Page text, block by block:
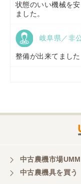
山形県／株式会社
株式会
状態のいい機械を
ました。
岐阜県／非
整備が出来てました
中古農機市場UMM
中古農機具を買う